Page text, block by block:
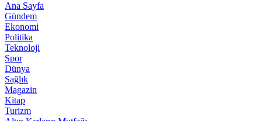
Ana Sayfa
Gündem
Ekonomi
Politika
Teknoloji
Spor
Dünya
Sağlık
Magazin
Kitap
Turizm